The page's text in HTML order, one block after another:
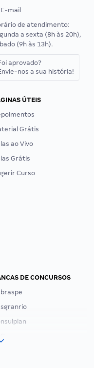
E-mail
de atendimento:
a sexta (8h às 20h),
(9h às 13h).
aprovado?
nos a sua história!
ÚTEIS
Grátis
ao Vivo
Grátis
Curso
DE CONCURSOS